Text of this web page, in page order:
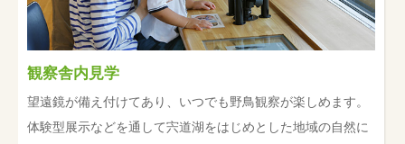
観察舎内見学
望遠鏡が備え付けてあり、いつでも野鳥観察が楽しめます。
体験型展示などを通して宍道湖をはじめとした地域の自然に